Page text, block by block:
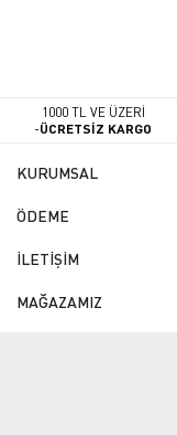
1000 TL VE ÜZERİ
-ÜCRETSİZ KARGO
KURUMSAL
ÖDEME
İLETİŞİM
MAĞAZAMIZ